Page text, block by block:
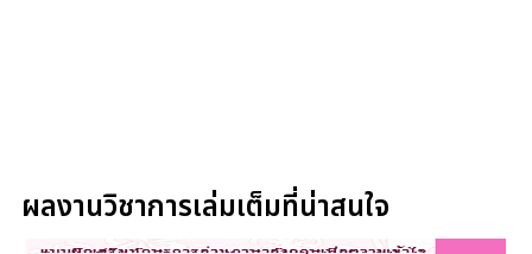
ผลงานวิชาการเล่มเต็มที่น่าสนใจ